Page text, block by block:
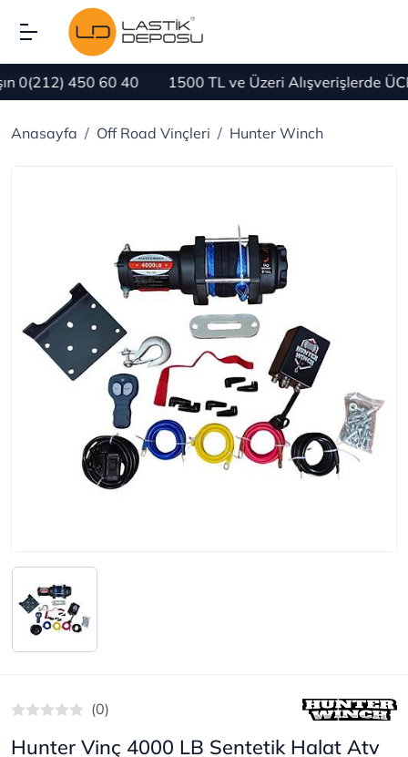
450 60 40 1500 TL ve Üzeri Alışverişlerde
Anasayfa Off Road Vinçleri Hunter Winch
(0)
Hunter Vinç 4000 LB Sentetik Halat Atv